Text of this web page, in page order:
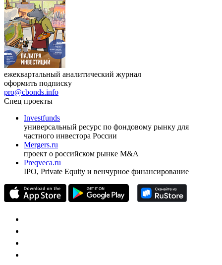
ежеквартальный аналитический журнал
оформить подписку
pro@cbonds.info
Спец проекты
Investfunds
универсальный ресурс по фондовому рынку для
частного инвестора России
Mergers.ru
проект о российском рынке M&A
Preqveca.ru
IPO, Private Equity и венчурное финансирование